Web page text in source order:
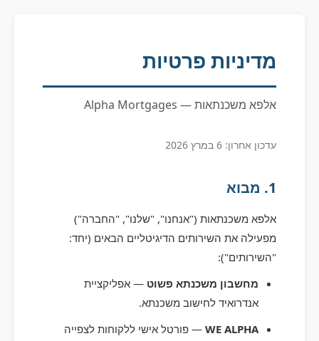
מדיניות פרטיות
אלפא משכנתאות — Alpha Mortgages
עדכון אחרון: 6 במרץ 2026
1. מבוא
אלפא משכנתאות ("אנחנו", "שלנו", "החברה")
מפעילה את השירותים הדיגיטליים הבאים (יחד:
"השירותים"):
מחשבון משכנתא פשוט — אפליקציית
אנדרואיד לחישוב משכנתא.
WE ALPHA — פורטל אישי ללקוחות לצפייה